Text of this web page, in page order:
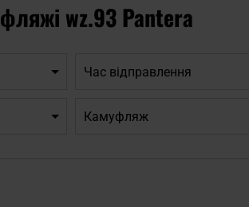
wz.93 Pantera
Час відправлення
Камуфляж